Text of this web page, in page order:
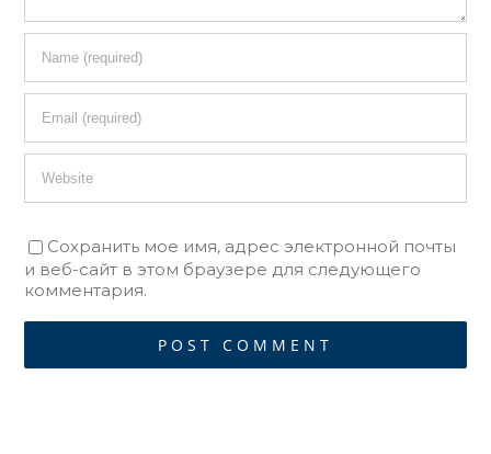
Сохранить мое имя, адрес электронной почты
и веб-сайт в этом браузере для следующего
комментария.